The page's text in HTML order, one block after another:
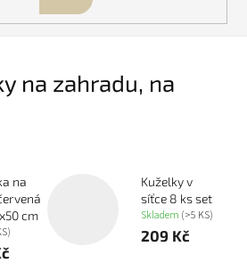
na zahradu, na
na
cm
Kuželky v
síťce 8 ks set
Skladem (>5 KS)
209 Kč